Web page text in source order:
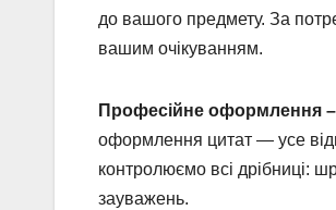
до вашого предмету. За
вашим очікуванням.
Професійне оформлення –
оформлення цитат — усе
контролюємо всі дрібниці:
зауважень.